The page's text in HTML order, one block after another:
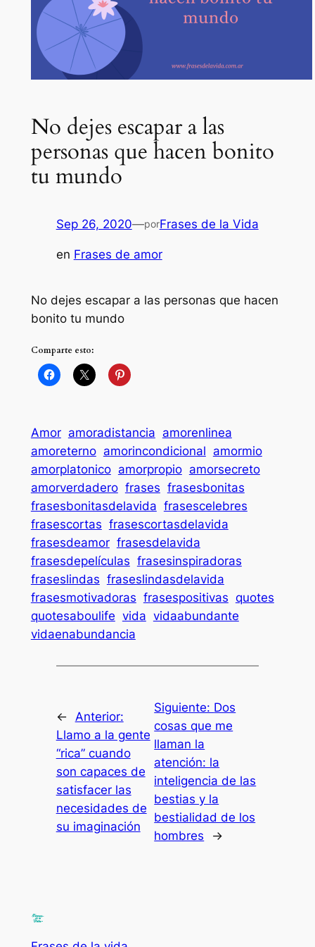
No dejes escapar a las
personas que hacen bonito
tu mundo
Sep 26, 2020—porFrases de la Vida
en Frases de amor
No dejes escapar a las personas que hacen
bonito tu mundo
Comparte esto:
Amor amoradistancia amorenlinea
amoreterno amorincondicional amormio
amorplatonico amorpropio amorsecreto
amorverdadero frases frasesbonitas
frasesbonitasdelavida frasescelebres
frasescortas frasescortasdelavida
frasesdeamor frasesdelavida
frasesdepelículas frasesinspiradoras
fraseslindas fraseslindasdelavida
frasesmotivadoras frasespositivas quotes
quotesaboulife vida vidaabundante
vidaenabundancia
←
Anterior:
Llamo a la gente
“rica” cuando
son capaces de
satisfacer las
necesidades de
su imaginación
Siguiente: Dos
cosas que me
llaman la
atención: la
inteligencia de las
bestias y la
bestialidad de los
hombres
→